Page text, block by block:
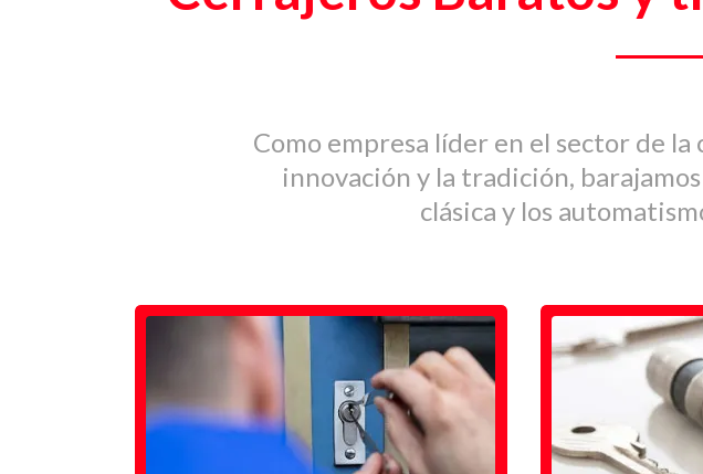
Como empresa líder en el sector de
innovación y la tradición,
clásica y los